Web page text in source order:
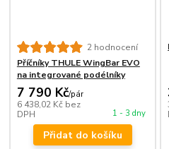
2 hodnocení
Příčníky THULE WingBar EVO
na integrované podélníky
7 790 Kč/pár
6 438,02 Kč bez
DPH
1 - 3 dny
Přidat do košíku